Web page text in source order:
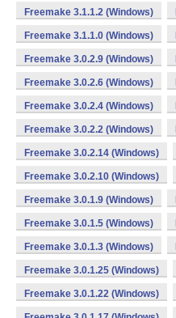
Freemake 3.1.1.2 (Windows)
Freemake 3.1.1.0 (Windows)
Freemake 3.0.2.9 (Windows)
Freemake 3.0.2.6 (Windows)
Freemake 3.0.2.4 (Windows)
Freemake 3.0.2.2 (Windows)
Freemake 3.0.2.14 (Windows)
Freemake 3.0.2.10 (Windows)
Freemake 3.0.1.9 (Windows)
Freemake 3.0.1.5 (Windows)
Freemake 3.0.1.3 (Windows)
Freemake 3.0.1.25 (Windows)
Freemake 3.0.1.22 (Windows)